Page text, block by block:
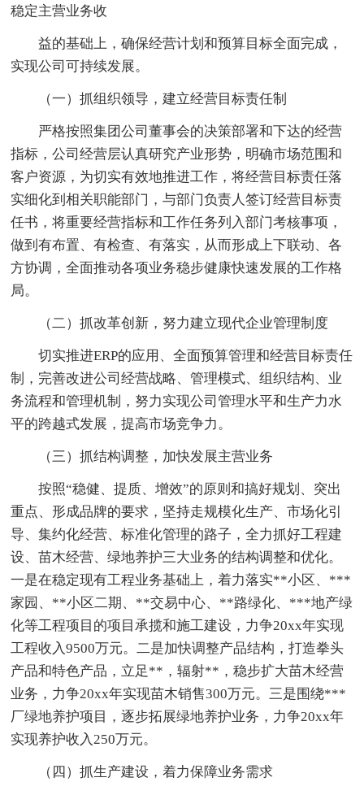
稳定主营业务收
益的基础上，确保经营计划和预算目标全面完成，
实现公司可持续发展。
（一）抓组织领导，建立经营目标责任制
严格按照集团公司董事会的决策部署和下达的经营
指标，公司经营层认真研究产业形势，明确市场范围和
客户资源，为切实有效地推进工作，将经营目标责任落
实细化到相关职能部门，与部门负责人签订经营目标责
任书，将重要经营指标和工作任务列入部门考核事项，
做到有布置、有检查、有落实，从而形成上下联动、各
方协调，全面推动各项业务稳步健康快速发展的工作格
局。
（二）抓改革创新，努力建立现代企业管理制度
切实推进ERP的应用、全面预算管理和经营目标责任
制，完善改进公司经营战略、管理模式、组织结构、业
务流程和管理机制，努力实现公司管理水平和生产力水
平的跨越式发展，提高市场竞争力。
（三）抓结构调整，加快发展主营业务
按照“稳健、提质、增效”的原则和搞好规划、突出
重点、形成品牌的要求，坚持走规模化生产、市场化引
导、集约化经营、标准化管理的路子，全力抓好工程建
设、苗木经营、绿地养护三大业务的结构调整和优化。
一是在稳定现有工程业务基础上，着力落实**小区、***
家园、**小区二期、**交易中心、**路绿化、***地产绿
化等工程项目的项目承揽和施工建设，力争20xx年实现
工程收入9500万元。二是加快调整产品结构，打造拳头
产品和特色产品，立足**，辐射**，稳步扩大苗木经营
业务，力争20xx年实现苗木销售300万元。三是围绕***
厂绿地养护项目，逐步拓展绿地养护业务，力争20xx年
实现养护收入250万元。
（四）抓生产建设，着力保障业务需求